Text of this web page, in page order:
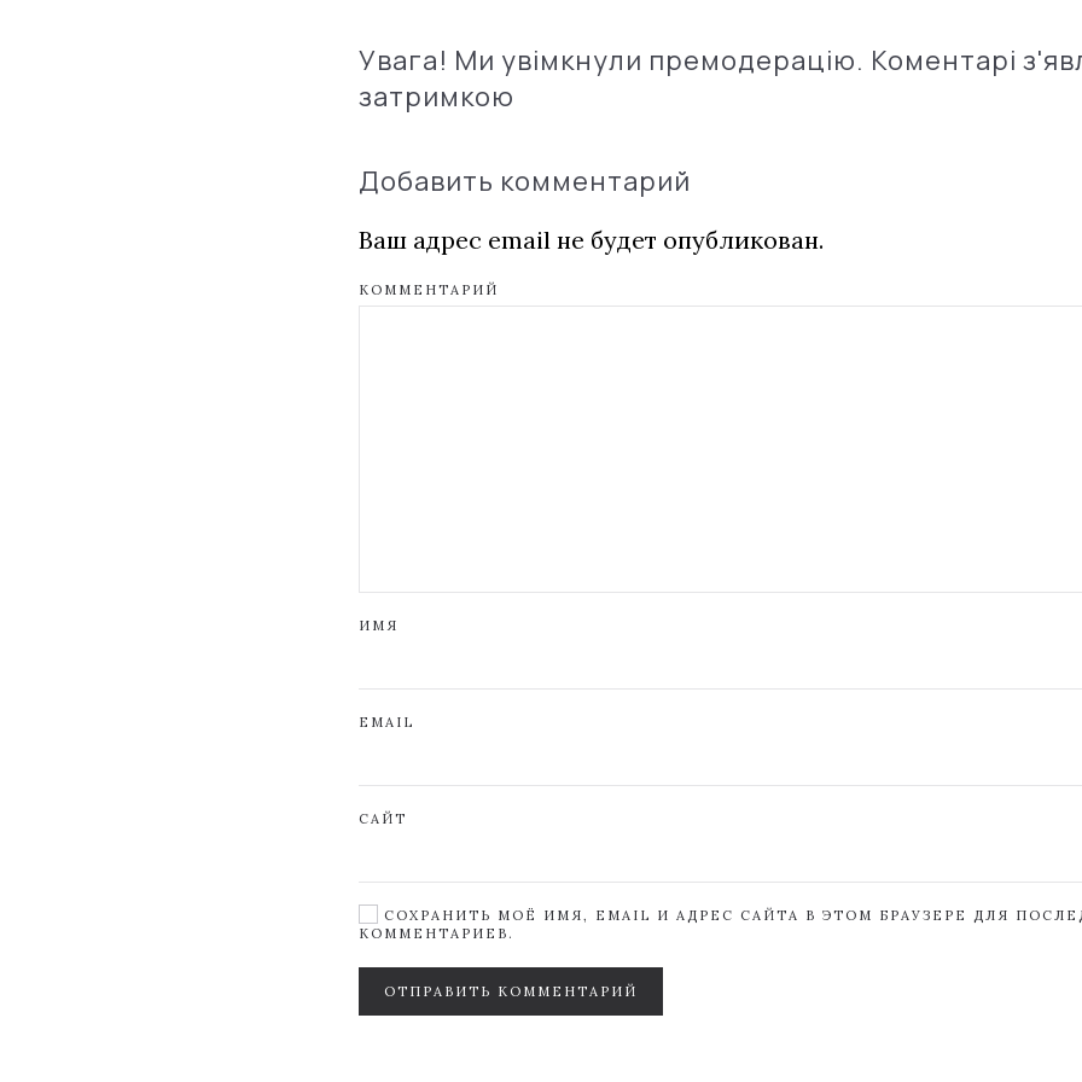
Увага! Ми увімкнули премодерацію. Коментарі
затримкою
Добавить комментарий
Ваш адрес email не будет опубликован.
КОММЕНТАРИЙ
ИМЯ
EMAIL
САЙТ
СОХРАНИТЬ МОЁ ИМЯ, EMAIL И АДРЕС САЙТА В ЭТОМ БРАУЗЕРЕ ДЛЯ
КОММЕНТАРИЕВ.
ОТПРАВИТЬ КОММЕНТАРИЙ